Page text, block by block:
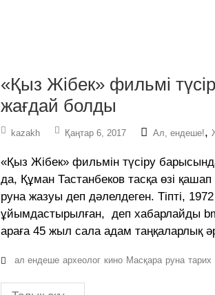
«Қыз Жібек» фильмі
жағдай болды
kazakh Қаңтар 6, 2017 Ал, ендеше!,
«Қыз Жібек» фильмін түсіру
да, Құман Тастанбеков тасқа өзі
руна жазуы деп дәлелдеген. Тіпті,
ұйымдастырылған, ­ деп хабарлайды
араға 4­5 жыл сала адам таңқаларлық
ал ендеше археолог кино Масқара руна тарих